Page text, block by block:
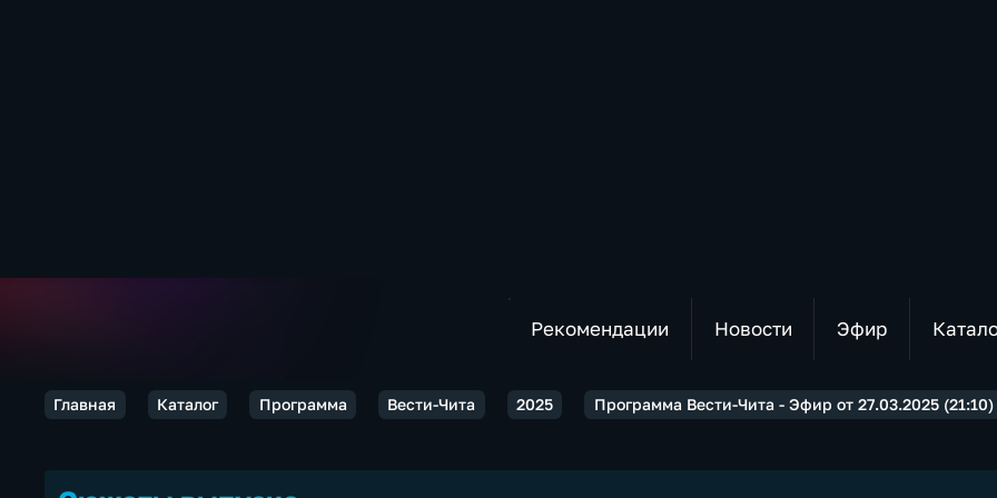
Рекомендации Новости Эфир
Главная Каталог Программа Вести-Чита 2025 Программа Вести-Чита - Эфир от 27.03.2025 (21:10)